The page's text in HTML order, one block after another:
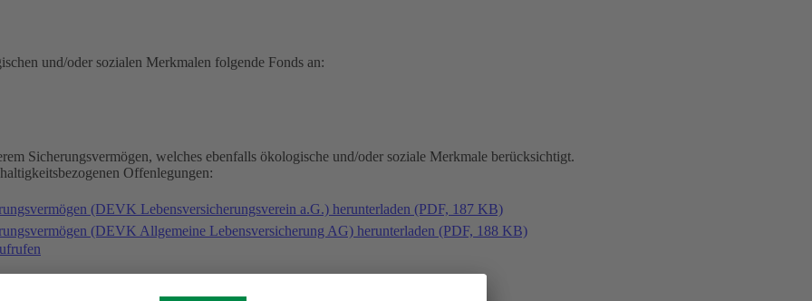
und/oder sozialen Merkmalen folgende Fonds an:
Sicherungsvermögen, welches ebenfalls ökologische und/oder soziale Merkmale berücksichtigt.
Offenlegungen:
(DEVK Lebensversicherungsverein a.G.) herunterladen (PDF, 187 KB)
(DEVK Allgemeine Lebensversicherung AG) herunterladen (PDF, 188 KB)